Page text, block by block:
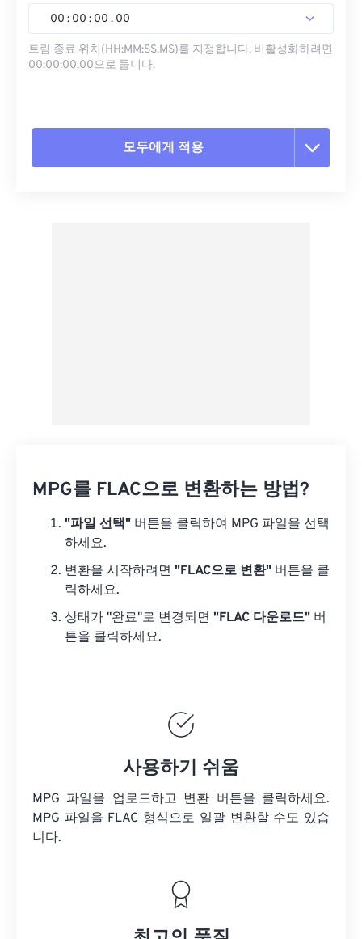
00 : 00 : 00 . 00
트림 종료 위치(HH:MM:SS.MS)를 지정합니다. 비활성화하려면
00:00:00.00으로 둡니다.
모두에게 적용
MPG를 FLAC으로 변환하는 방법?
"파일 선택" 버튼을 클릭하여 MPG 파일을 선택
하세요.
변환을 시작하려면 "FLAC으로 변환" 버튼을 클
릭하세요.
상태가 "완료"로 변경되면 "FLAC 다운로드" 버
튼을 클릭하세요.
사용하기 쉬움
MPG 파일을 업로드하고 변환 버튼을 클릭하세요.
MPG 파일을 FLAC 형식으로 일괄 변환할 수도 있습
니다.